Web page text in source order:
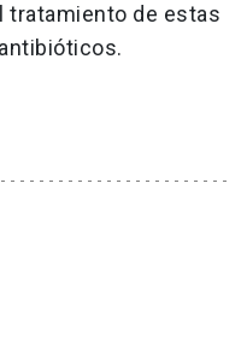
tratamiento de estas